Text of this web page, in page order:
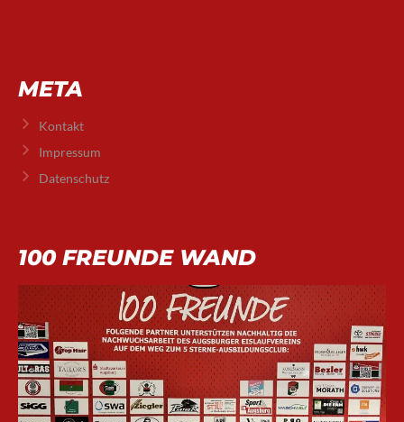
META
Kontakt
Impressum
Datenschutz
100 FREUNDE WAND